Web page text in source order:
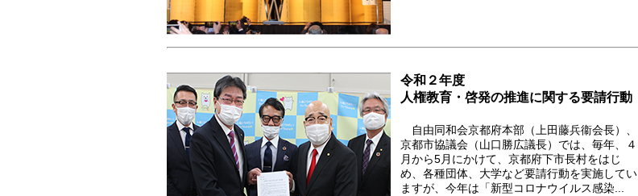
令和２年度
人権教育・啓発の推進に関する要請行動
自由同和会京都府本部（上田藤兵衞会長）、
京都市協議会（山口勝広議長）では、毎年、４
月から5月にかけて、京都府下市長村をはじ
め、各種団体、大学など要請行動を実施してい
ますが、今年は「新型コロナウイルス感染...